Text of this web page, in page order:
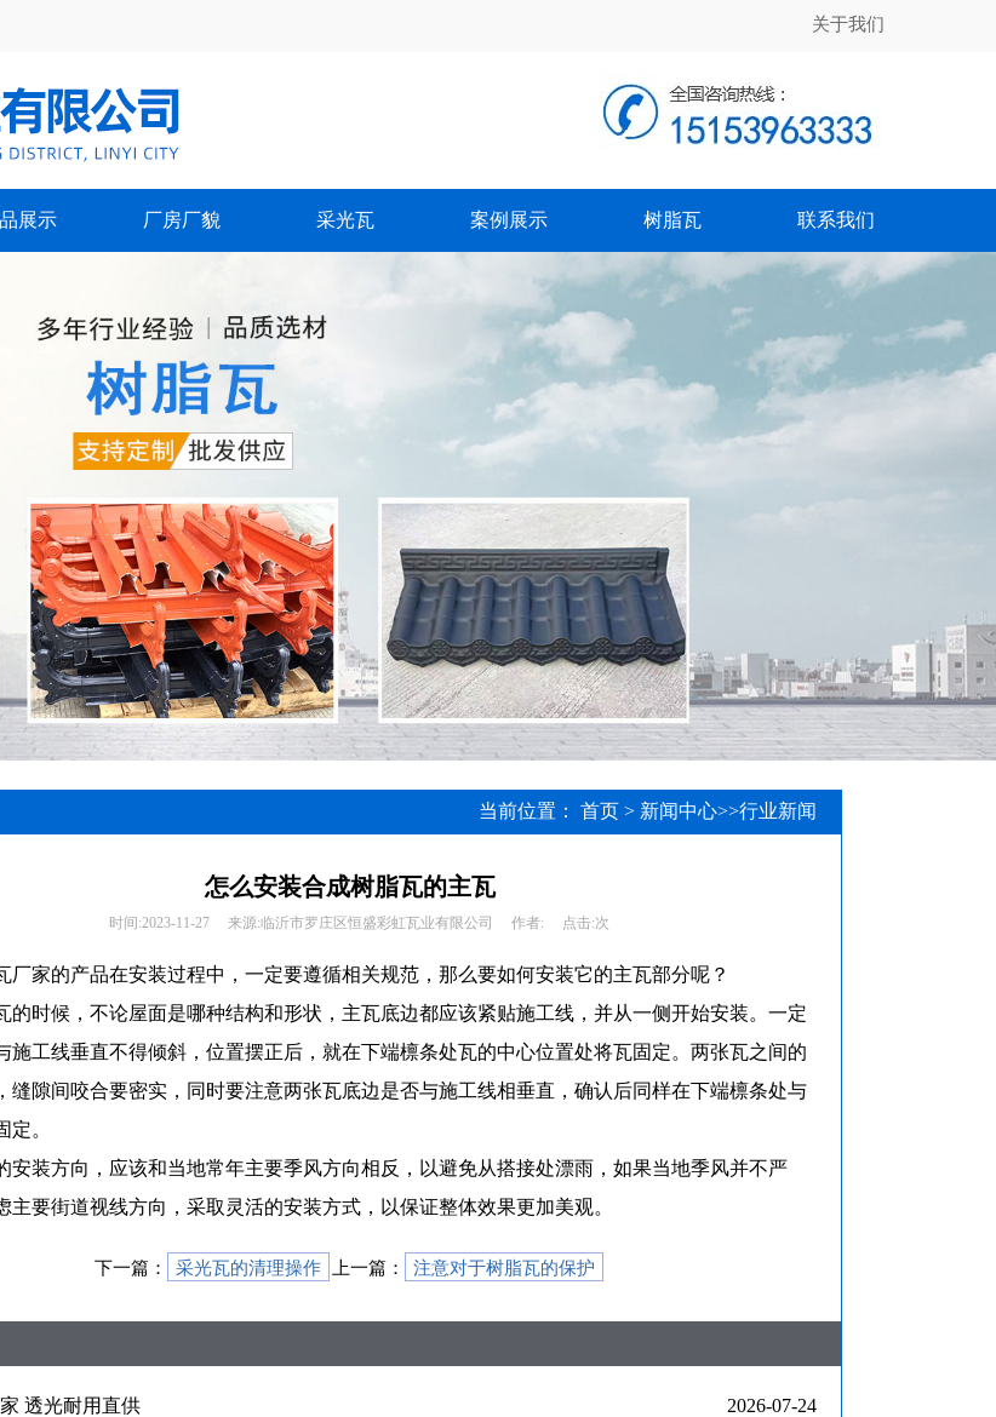
关于我们
展示 厂房厂貌 采光瓦 案例展示 树脂瓦 联系我们
当前位置： 首页 > 新闻中心>>行业新闻
怎么安装合成树脂瓦的主瓦
时间:2023-11-27 来源:临沂市罗庄区恒盛彩虹瓦业有限公司 作者: 点击:次
厂家的产品在安装过程中，一定要遵循相关规范，那么要如何安装它的主瓦部分呢？
的时候，不论屋面是哪种结构和形状，主瓦底边都应该紧贴施工线，并从一侧开始安装。一定
施工线垂直不得倾斜，位置摆正后，就在下端檩条处瓦的中心位置处将瓦固定。两张瓦之间的
缝隙间咬合要密实，同时要注意两张瓦底边是否与施工线相垂直，确认后同样在下端檩条处与
定。
安装方向，应该和当地常年主要季风方向相反，以避免从搭接处漂雨，如果当地季风并不严
主要街道视线方向，采取灵活的安装方式，以保证整体效果更加美观。
下一篇： 采光瓦的清理操作 上一篇： 注意对于树脂瓦的保护
透光耐用直供 2026-07-24